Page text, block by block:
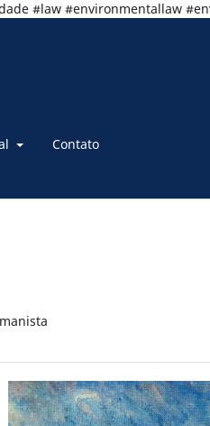
#law #environmentallaw
Contato